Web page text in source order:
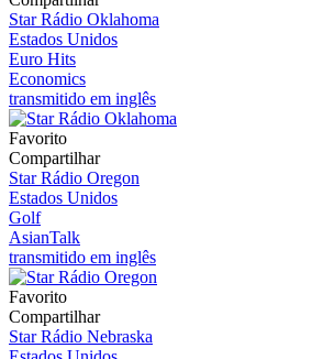
Star Rádio Oklahoma
Estados Unidos
Euro Hits
Economics
transmitido em inglês
Favorito
Compartilhar
Star Rádio Oregon
Estados Unidos
Golf
AsianTalk
transmitido em inglês
Favorito
Compartilhar
Star Rádio Nebraska